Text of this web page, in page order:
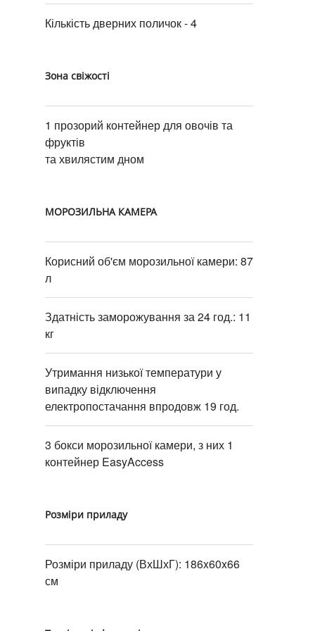
Кількість дверних поличок - 4
Зона свіжості
1 прозорий контейнер для овочів та
фруктів
та хвилястим дном
МОРОЗИЛЬНА КАМЕРА
Корисний об'єм морозильної камери: 87
л
Здатність заморожування за 24 год.: 11
кг
Утримання низької температури у
випадку відключення
електропостачання впродовж 19 год.
3 бокси морозильної камери, з них 1
контейнер EasyAccess
Розміри приладу
Розміри приладу (ВхШхГ): 186x60x66
см